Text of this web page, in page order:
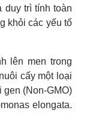
duy trì tính toàn
khỏi các yếu tố
lên men trong
cấy một loại
gen (Non-GMO)
elongata.